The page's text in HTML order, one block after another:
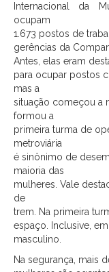
Internacional da
ocupam
1.673 postos de
gerências da
Antes, elas eram
para ocupar postos
mas a
situação começou a
formou a
primeira turma de
metroviária
é sinônimo de
maioria das
mulheres. Vale
de
trem. Na primeira
espaço. Inclusive,
masculino.
Na segurança, mais